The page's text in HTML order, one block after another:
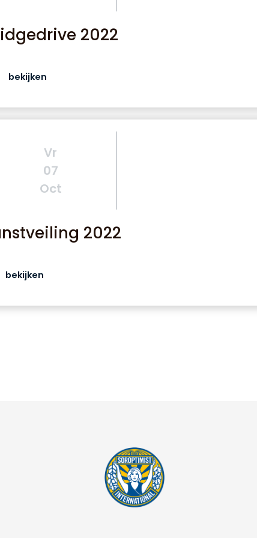
2022
bekijken
Vr
07
Oct
2022
bekijken